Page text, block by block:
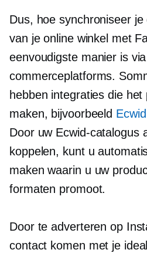
Dus, hoe synchroniseer
van je online winkel met
eenvoudigste manier is
commerceplatforms.
hebben integraties die
maken, bijvoorbeeld
Door uw Ecwid-catalogus
koppelen, kunt u
maken waarin u uw
formaten promoot.
Door te adverteren op
contact komen met je